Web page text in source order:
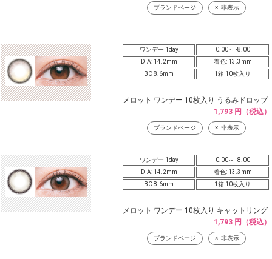
ブランドページ 非表示
ワンデー 1day
0.00～ -8.00
DIA: 14.2mm
着色: 13.3mm
BC 8.6mm
1箱 10枚入り
メロット ワンデー 10枚入り うるみドロップ
1,793 円（税込）
ブランドページ 非表示
ワンデー 1day
0.00～ -8.00
DIA: 14.2mm
着色: 13.3mm
BC 8.6mm
1箱 10枚入り
メロット ワンデー 10枚入り キャットリング
1,793 円（税込）
ブランドページ 非表示